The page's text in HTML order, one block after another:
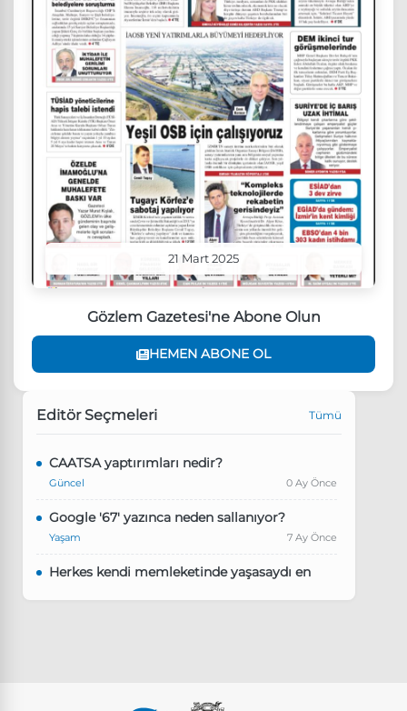
21 Mart 2025
Gözlem Gazetesi'ne Abone Olun
HEMEN ABONE OL
Editör Seçmeleri Tümü
CAATSA yaptırımları nedir?
Güncel 0 Ay Önce
Google '67' yazınca neden sallanıyor?
Yaşam 7 Ay Önce
Herkes kendi memleketinde yaşasaydı en
Instagram’da keşfet nasıl temizlenir?